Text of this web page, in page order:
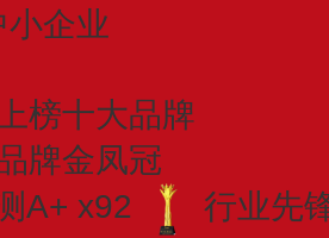
企业
榜十大品牌
牌金凤冠
A+ x92
行业先